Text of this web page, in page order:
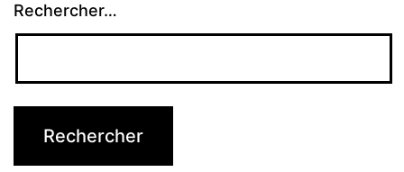
Rechercher…